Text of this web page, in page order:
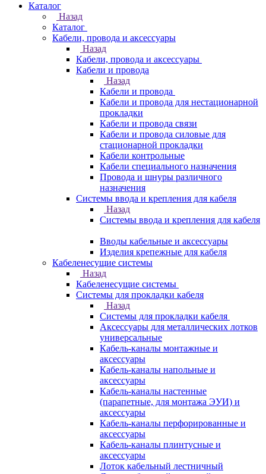
Каталог
Назад
Каталог
Кабели, провода и аксессуары
Назад
Кабели, провода и аксессуары
Кабели и провода
Назад
Кабели и провода
Кабели и провода для нестационарной
прокладки
Кабели и провода связи
Кабели и провода силовые для
стационарной прокладки
Кабели контрольные
Кабели специального назначения
Провода и шнуры различного
назначения
Системы ввода и крепления для кабеля
Назад
Системы ввода и крепления для кабеля
Вводы кабельные и аксессуары
Изделия крепежные для кабеля
Кабеленесущие системы
Назад
Кабеленесущие системы
Системы для прокладки кабеля
Назад
Системы для прокладки кабеля
Аксессуары для металлических лотков
универсальные
Кабель-каналы монтажные и
аксессуары
Кабель-каналы напольные и
аксессуары
Кабель-каналы настенные
(парапетные, для монтажа ЭУИ) и
аксессуары
Кабель-каналы перфорированные и
аксессуары
Кабель-каналы плинтусные и
аксессуары
Лоток кабельный лестничный